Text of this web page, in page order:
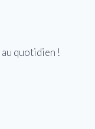
quotidien !